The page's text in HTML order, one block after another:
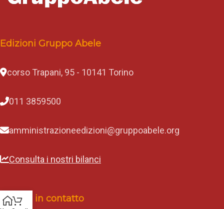
Edizioni Gruppo Abele
corso Trapani, 95 - 10141 Torino
011 3859500
amministrazioneedizioni@gruppoabele.org
Consulta i nostri bilanci
Rimani in contatto